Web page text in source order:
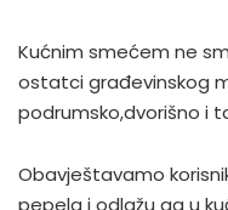
Kućnim smećem ne
ostatci građevinskog
podrumsko,dvorišno i
Obavještavamo
pepela i odlažu ga u